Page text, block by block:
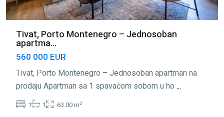
Tivat, Porto Montenegro – Jednosoban
apartma...
560 000 EUR
Tivat, Porto Montenegro – Jednosoban apartman na
prodaju Apartman sa 1 spavaćom sobom u ho ...
1 1 63.00 m2